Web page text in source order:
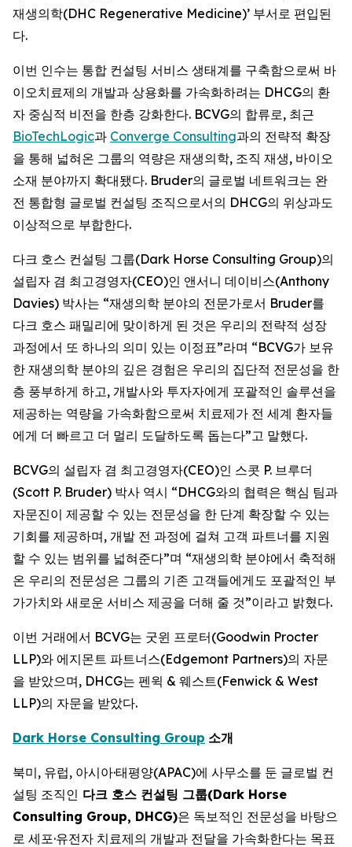
재생의학(DHC Regenerative Medicine)’ 부서로 편입된
다.
이번 인수는 통합 컨설팅 서비스 생태계를 구축함으로써 바
이오치료제의 개발과 상용화를 가속화하려는 DHCG의 환
자 중심적 비전을 한층 강화한다. BCVG의 합류로, 최근
BioTechLogic과 Converge Consulting과의 전략적 확장
을 통해 넓혀온 그룹의 역량은 재생의학, 조직 재생, 바이오
소재 분야까지 확대됐다. Bruder의 글로벌 네트워크는 완
전 통합형 글로벌 컨설팅 조직으로서의 DHCG의 위상과도
이상적으로 부합한다.
다크 호스 컨설팅 그룹(Dark Horse Consulting Group)의
설립자 겸 최고경영자(CEO)인 앤서니 데이비스(Anthony
Davies) 박사는 “재생의학 분야의 전문가로서 Bruder를
다크 호스 패밀리에 맞이하게 된 것은 우리의 전략적 성장
과정에서 또 하나의 의미 있는 이정표”라며 “BCVG가 보유
한 재생의학 분야의 깊은 경험은 우리의 집단적 전문성을 한
층 풍부하게 하고, 개발사와 투자자에게 포괄적인 솔루션을
제공하는 역량을 가속화함으로써 치료제가 전 세계 환자들
에게 더 빠르고 더 멀리 도달하도록 돕는다”고 말했다.
BCVG의 설립자 겸 최고경영자(CEO)인 스콧 P. 브루더
(Scott P. Bruder) 박사 역시 “DHCG와의 협력은 핵심 팀과
자문진이 제공할 수 있는 전문성을 한 단계 확장할 수 있는
기회를 제공하며, 개발 전 과정에 걸쳐 고객 파트너를 지원
할 수 있는 범위를 넓혀준다”며 “재생의학 분야에서 축적해
온 우리의 전문성은 그룹의 기존 고객들에게도 포괄적인 부
가가치와 새로운 서비스 제공을 더해 줄 것”이라고 밝혔다.
이번 거래에서 BCVG는 굿윈 프로터(Goodwin Procter
LLP)와 에지몬트 파트너스(Edgemont Partners)의 자문
을 받았으며, DHCG는 펜윅 & 웨스트(Fenwick & West
LLP)의 자문을 받았다.
Dark Horse Consulting Group 소개
북미, 유럽, 아시아·태평양(APAC)에 사무소를 둔 글로벌 컨
설팅 조직인 다크 호스 컨설팅 그룹(Dark Horse
Consulting Group, DHCG)은 독보적인 전문성을 바탕으
로 세포·유전자 치료제의 개발과 전달을 가속화한다는 목표